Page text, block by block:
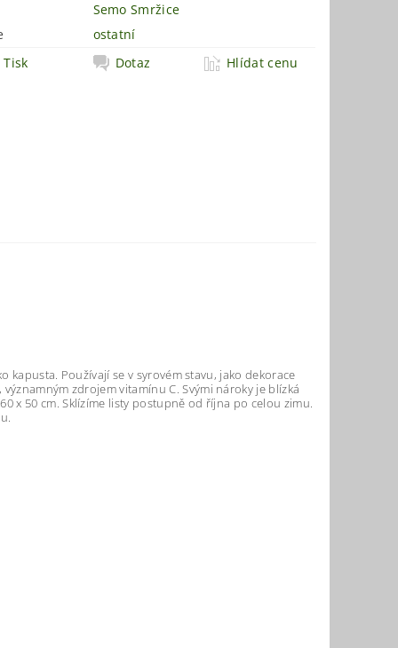
Semo Smržice
ostatní
Tisk
Dotaz Hlídat cenu
kapusta. Používají se v syrovém stavu, jako dekorace
zdrojem vitamínu C. Svými nároky je blízká
x 50 cm. Sklízíme listy postupně od října po celou zimu.